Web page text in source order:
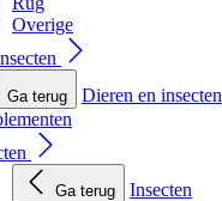
Overige
Ga terug
Dieren en insecten
Ga terug
Insecten